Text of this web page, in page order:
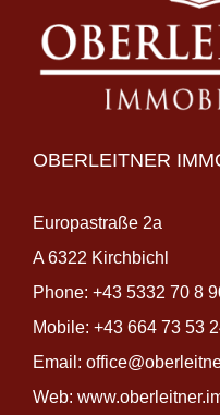
OBERLEITNER
Europastraße 2a
A 6322 Kirchbichl
Phone: +43 5332 70 8
Mobile: +43 664 73 53
Email:
Web: